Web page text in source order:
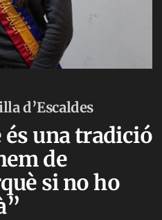
d’Escaldes
una tradició
de
si no ho